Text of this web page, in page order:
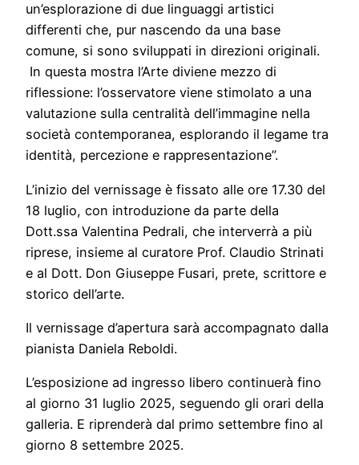
un’esplorazione di due linguaggi artistici
differenti che, pur nascendo da una base
comune, si sono sviluppati in direzioni originali.
In questa mostra l’Arte diviene mezzo di
riflessione: l’osservatore viene stimolato a una
valutazione sulla centralità dell’immagine nella
società contemporanea, esplorando il legame tra
identità, percezione e rappresentazione”.
L’inizio del vernissage è fissato alle ore 17.30 del
18 luglio, con introduzione da parte della
Dott.ssa Valentina Pedrali, che interverrà a più
riprese, insieme al curatore Prof. Claudio Strinati
e al Dott. Don Giuseppe Fusari, prete, scrittore e
storico dell’arte.
Il vernissage d’apertura sarà accompagnato dalla
pianista Daniela Reboldi.
L’esposizione ad ingresso libero continuerà fino
al giorno 31 luglio 2025, seguendo gli orari della
galleria. E riprenderà dal primo settembre fino al
giorno 8 settembre 2025.